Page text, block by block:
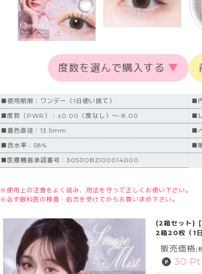
度数を選んで購入する ▼
■使用期限：ワンデー（1日使い捨て）
■
■度数（PWR）：±0.00（度なし）～-8.00
■
■着色直径：13.5mm
■
■含水率：58%
■
■医療機器承認番号：30500BZI00014000
※使用上の注意をよく読み、用法を守って正しくお使い下さい。
※必ず眼科医の検査・処方を受けてからお買い求め下さい。
(2箱セット)
2箱20枚（1
販売価格(
30 Pt